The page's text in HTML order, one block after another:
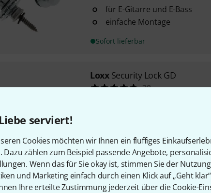
serviert!
Cookies möchten wir Ihnen ein fluffiges
Dazu zählen zum Beispiel passende Angebote,
Wenn das für Sie okay ist, stimmen Sie der
und Marketing einfach durch einen Klick auf „Geht
Ihre erteilte Zustimmung jederzeit über die Cookie-
für E-Gitarre und E-Bass
einfache Montage
Sofort lieferbar
Loxx Security Lock GD
20
In ca. einer Woche lieferbar
Kostenloser Versand